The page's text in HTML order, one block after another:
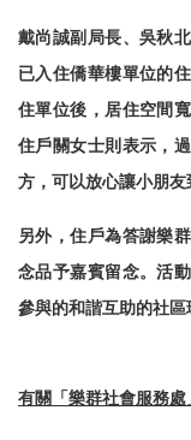
戴尚誠副局長、吳秋
已入住僑華樓單位的
住單位後，居住空間
住戶關女士則表示，
方，可以放心讓小朋友
另外，住戶為答謝樂
念品予嘉賓留念。活
參與的和諧互助的社區
有關「樂群社會服務處